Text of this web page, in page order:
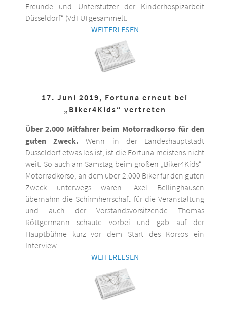
Freunde und Unterstützer der Kinderhospizarbeit
Düsseldorf“ (VdFU) gesammelt.
WEITERLESEN
17. Juni 2019, Fortuna erneut bei
„Biker4Kids“ vertreten
Über 2.000 Mitfahrer beim Motorradkorso für den
guten Zweck. Wenn in der Landeshauptstadt
Düsseldorf etwas los ist, ist die Fortuna meistens nicht
weit. So auch am Samstag beim großen „Biker4Kids“-
Motorradkorso, an dem über 2.000 Biker für den guten
Zweck unterwegs waren. Axel Bellinghausen
übernahm die Schirmherrschaft für die Veranstaltung
und auch der Vorstandsvorsitzende Thomas
Röttgermann schaute vorbei und gab auf der
Hauptbühne kurz vor dem Start des Korsos ein
Interview.
WEITERLESEN